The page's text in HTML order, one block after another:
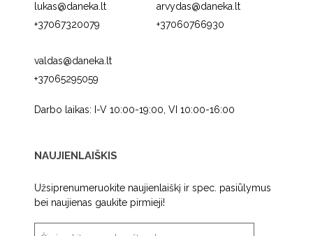
lukas@daneka.lt
+37067320079
arvydas@daneka.lt
+37060766930
valdas@daneka.lt
+37065295059
Darbo laikas: I-V 10:00-19:00, VI 10:00-16:00
NAUJIENLAIŠKIS
Užsiprenumeruokite naujienlaiškį ir spec. pasiūlymus
bei naujienas gaukite pirmieji!